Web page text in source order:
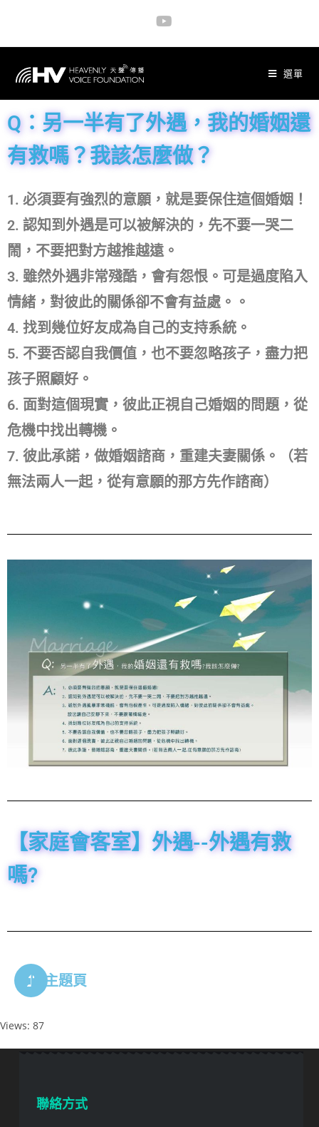
選單
Q：另一半有了外遇，我的婚姻還
有救嗎？我該怎麼做？
1. 必須要有強烈的意願，就是要保住這個婚姻！
2. 認知到外遇是可以被解決的，先不要一哭二
鬧，不要把對方越推越遠。
3. 雖然外遇非常殘酷，會有怨恨。可是過度陷入
情緒，對彼此的關係卻不會有益處。。
4. 找到幾位好友成為自己的支持系統。
5. 不要否認自我價值，也不要忽略孩子，盡力把
孩子照顧好。
6. 面對這個現實，彼此正視自己婚姻的問題，從
危機中找出轉機。
7. 彼此承諾，做婚姻諮商，重建夫妻關係。（若
無法兩人一起，從有意願的那方先作諮商）
【家庭會客室】外遇--外遇有救
嗎?
回主題頁
Views: 87
聯絡方式